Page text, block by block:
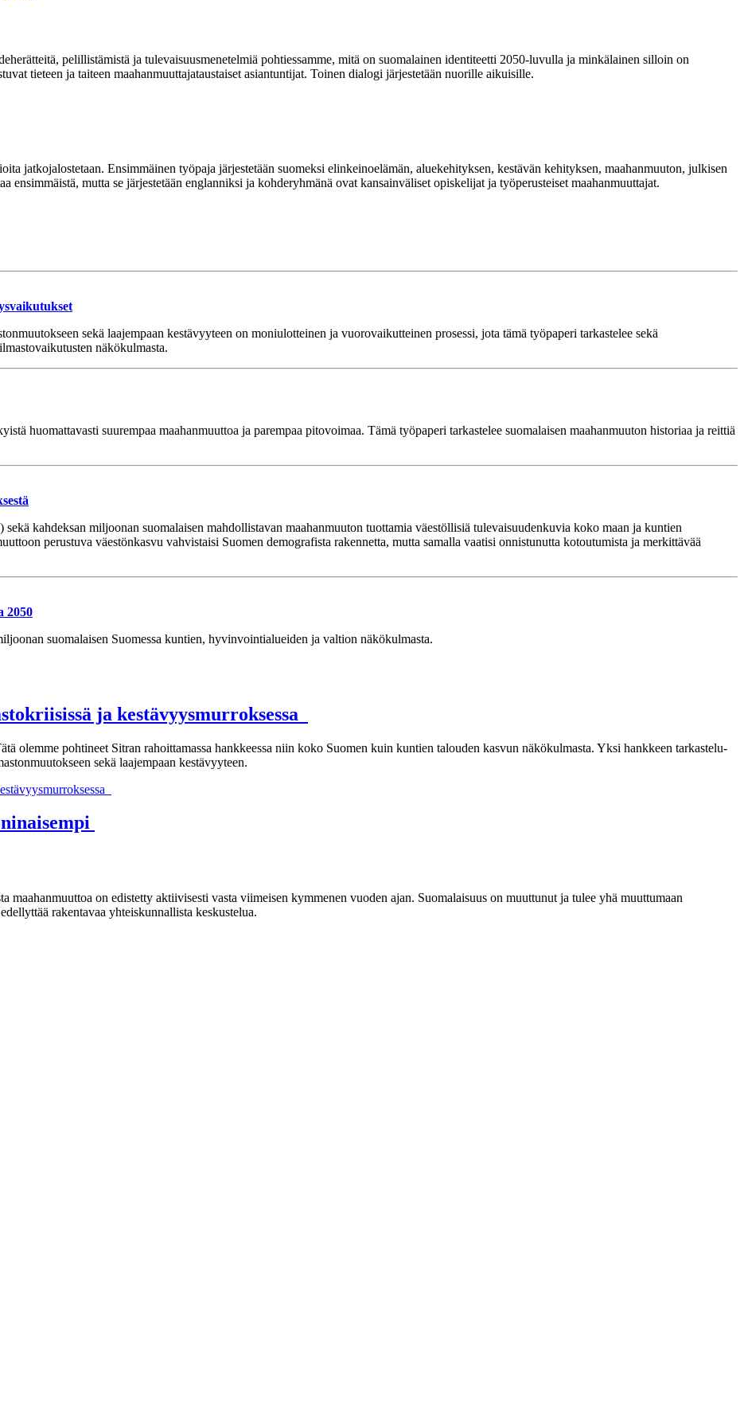
pelillistämistä ja tulevaisuusmenetelmiä pohtiessamme, mitä on suomalainen identiteetti 2050-luvulla ja minkälainen silloin on
tieteen ja taiteen maahanmuuttajataustaiset asiantuntijat. Toinen dialogi järjestetään nuorille aikuisille.
jatkojalostetaan. Ensimmäinen työpaja järjestetään suomeksi elinkeinoelämän, aluekehityksen, kestävän kehityksen, maahanmuuton, julkisen
ensimmäistä, mutta se järjestetään englanniksi ja kohderyhmänä ovat kansainväliset opiskelijat ja työperusteiset maahanmuuttajat.
sekä laajempaan kestävyyteen on moniulotteinen ja vuorovaikutteinen prosessi, jota tämä työpaperi tarkastelee sekä
näkökulmasta.
huomattavasti suurempaa maahanmuuttoa ja parempaa pitovoimaa. Tämä työpaperi tarkastelee suomalaisen maahanmuuton historiaa ja reittiä
kahdeksan miljoonan suomalaisen mahdollistavan maahanmuuton tuottamia väestöllisiä tulevaisuudenkuvia koko maan ja kuntien
perustuva väestönkasvu vahvistaisi Suomen demografista rakennetta, mutta samalla vaatisi onnistunutta kotoutumista ja merkittävää
2050
suomalaisen Suomessa kuntien, hyvinvointialueiden ja valtion näkökulmasta.
ja kestävyysmurroksessa
olemme pohtineet Sitran rahoittamassa hankkeessa niin koko Suomen kuin kuntien talouden kasvun näkökulmasta. Yksi hankkeen tarkastelu-
sekä laajempaan kestävyyteen.
maahanmuuttoa on edistetty aktiivisesti vasta viimeisen kymmenen vuoden ajan. Suomalaisuus on muuttunut ja tulee yhä muuttumaan
rakentavaa yhteiskunnallista keskustelua.